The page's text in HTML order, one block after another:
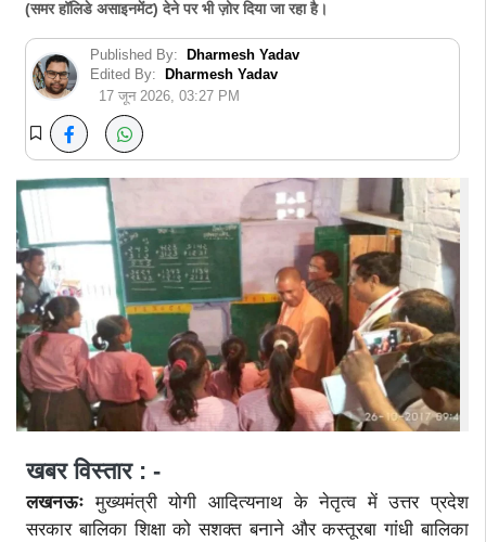
(समर हॉलिडे असाइनमेंट) देने पर भी ज़ोर दिया जा रहा है।
Published By:
Dharmesh Yadav
Edited By:
Dharmesh Yadav
17 जून 2026, 03:27 PM
खबर विस्तार : -
लखनऊः मुख्यमंत्री योगी आदित्यनाथ के नेतृत्व में उत्तर प्रदेश
सरकार बालिका शिक्षा को सशक्त बनाने और कस्तूरबा गांधी बालिका